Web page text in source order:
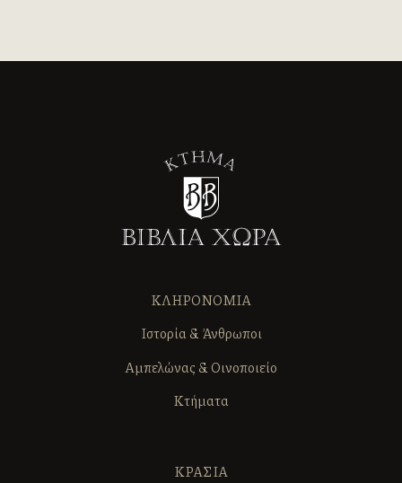
ΚΛΗΡΟΝΟΜΙΑ
Ιστορία & Άνθρωποι
Αμπελώνας & Οινοποιείο
Κτήματα
ΚΡΑΣΙΑ